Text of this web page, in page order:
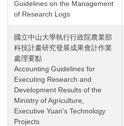
Guidelines on the Management
of Research Logs
國立中山大學執行行政院農業部
科技計畫研究發展成果會計作業
處理要點
Accounting Guidelines for
Executing Research and
Development Results of the
Ministry of Agriculture,
Executive Yuan's Technology
Projects